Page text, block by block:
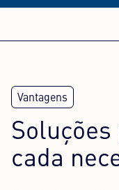
Soluções
cada